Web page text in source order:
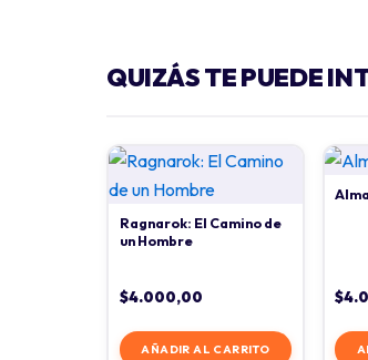
QUIZÁS TE PUEDE
Ragnarok: El Camino de
un Hombre
$4.000,00
AÑADIR AL CARRITO
$